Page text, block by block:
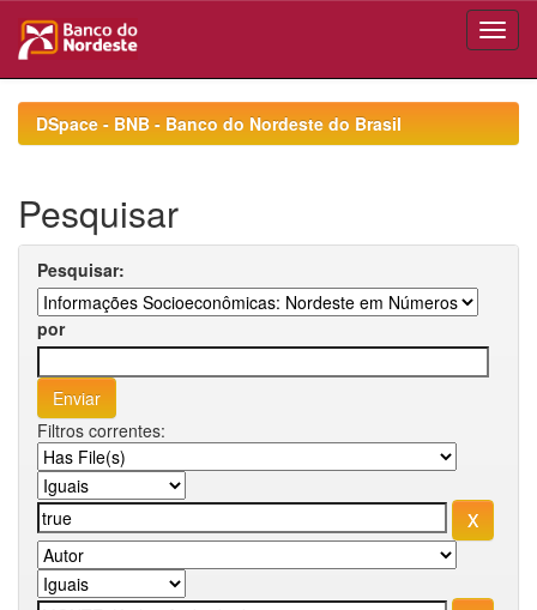
navigationDSpace - BNB - Banco do Nordeste do Brasil
Pesquisar
Pesquisar:
por
Filtros correntes: